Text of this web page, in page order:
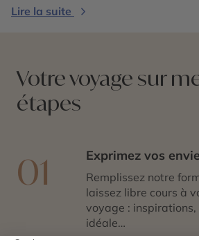
Lire la suite
Votre voyage sur
étapes
01 Exprimez vos
Remplissez notre
laissez libre cours à
voyage :
idéale…